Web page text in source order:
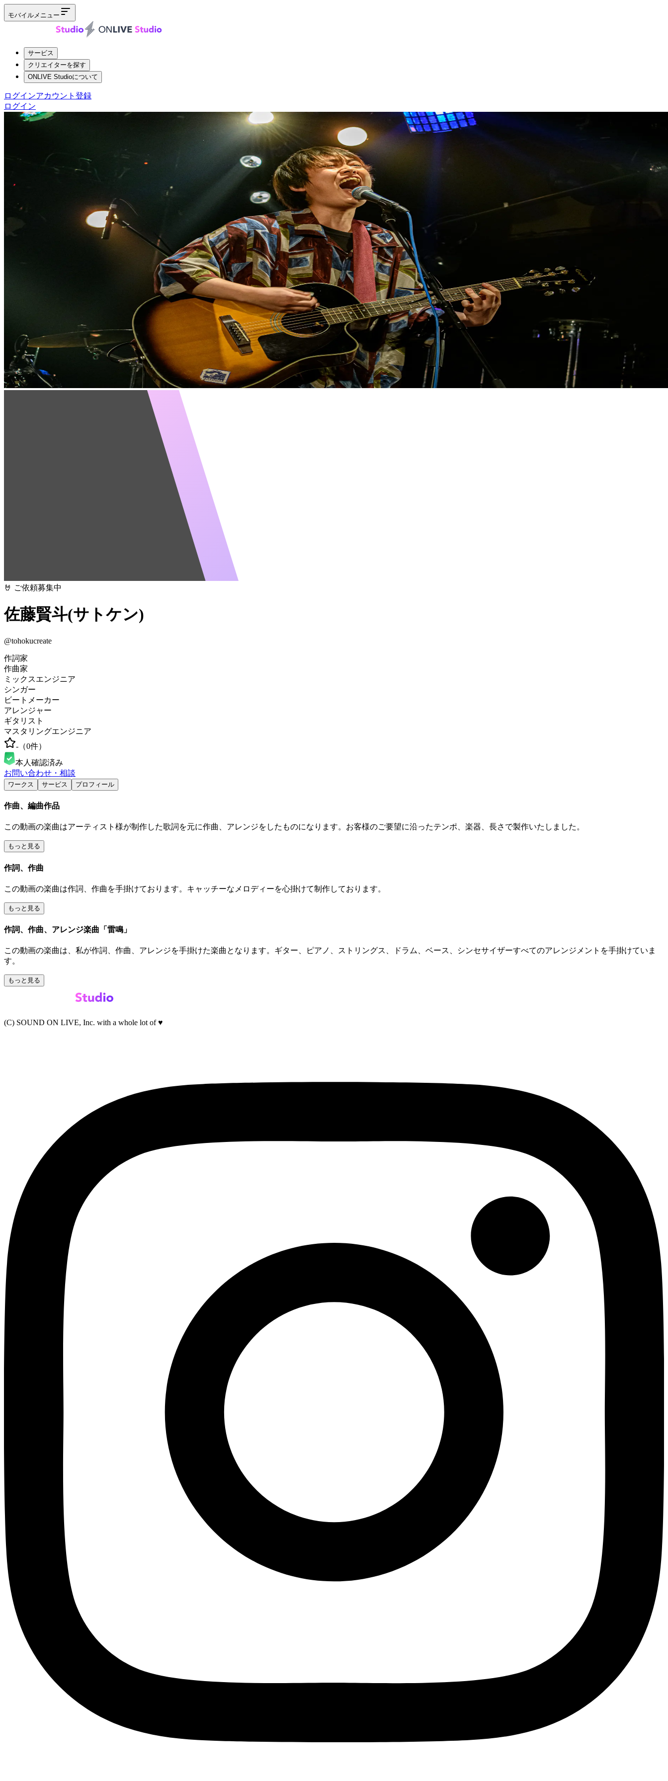
モバイルメニュー
サービス
クリエイターを探す
ONLIVE Studioについて
ログインアカウント登録
ログイン
🤘 ご依頼募集中
佐藤賢斗(サトケン)
@tohokucreate
作詞家
作曲家
ミックスエンジニア
シンガー
ビートメーカー
アレンジャー
ギタリスト
マスタリングエンジニア
- （0件）
本人確認済み
お問い合わせ・相談
ワークス サービス プロフィール
作曲、編曲作品
この動画の楽曲はアーティスト様が制作した歌詞を元に作曲、アレンジをしたものになります。お客様のご要望に沿ったテンポ、楽器、長さで製作いたしました。
もっと見る
作詞、作曲
この動画の楽曲は作詞、作曲を手掛けております。キャッチーなメロディーを心掛けて制作しております。
もっと見る
作詞、作曲、アレンジ楽曲「雷鳴」
この動画の楽曲は、私が作詞、作曲、アレンジを手掛けた楽曲となります。ギター、ピアノ、ストリングス、ドラム、ベース、シンセサイザーすべてのアレンジメントを手掛けていま
す。
もっと見る
(C) SOUND ON LIVE, Inc. with a whole lot of ♥